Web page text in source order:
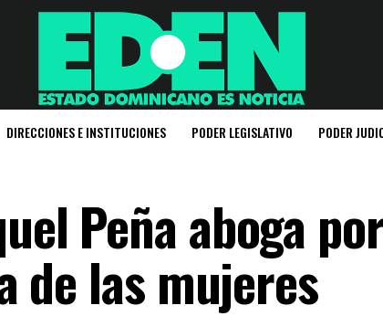
DIRECCIONES E INSTITUCIONES PODER LEGISLATIVO PODER
Peña aboga
de las mujeres